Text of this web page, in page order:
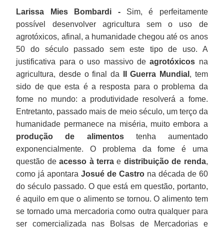
Larissa Mies Bombardi -Sim, é perfeitamente
possível desenvolver agricultura sem o uso de
agrotóxicos, afinal, a humanidade chegou até os anos
50 do século passado sem este tipo de uso. A
justificativa para o uso massivo deagrotóxicos na
agricultura, desde o final da
II Guerra Mundial , tem
sido de que esta é a resposta para o problema da
fome no mundo: a produtividade resolverá a fome.
Entretanto, passado mais de meio século, um terço da
humanidade permanece na miséria, muito embora a
produção de alimentostenha aumentado
exponencialmente. O problema da fome é uma
questão deacesso à terra e distribuição de renda,
como já apontara Josué de Castrona década de 60
do século passado. O que está em questão, portanto,
é aquilo em que o alimento se tornou. O alimento tem
se tornado uma mercadoria como outra qualquer para
ser comercializada nas Bolsas de Mercadorias e